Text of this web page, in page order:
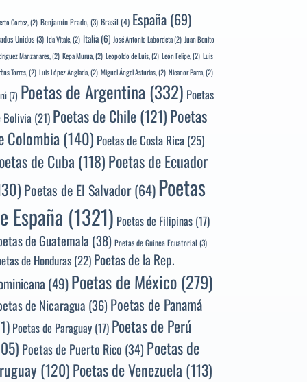
Cortez,(2) Benjamín Prado,(3) Brasil (4) España (69)
Unidos(3) Ida Vitale,(2) Italia (6) José Antonio Labordeta(2) Juan Benito
Manzanares,(2) Kepa Murua,(2) Leopoldo de Luis,(2) León Felipe,(2) Luis
Torres,(2) Luis López Anglada,(2) Miguel Ángel Asturias,(2) Nicanor Parra,(2)
(7) Poetas de Argentina(332) Poetas
Bolivia(21) Poetas de Chile(121)Poetas
Colombia(140) Poetas de Costa Rica(25)
de Cuba (118)Poetas de Ecuador
Poetas de El Salvador(64)Poetas
España (1321) Poetas de Filipinas (17)
de Guatemala (38) Poetas de Guinea Ecuatorial (3)
de Honduras(22) Poetas de la Rep.
(49)Poetas de México(279)
de Nicaragua (36) Poetas de Panamá
Poetas de Paraguay (17) Poetas de Perú
Poetas de Puerto Rico (34) Poetas de
(120)Poetas de Venezuela (113)